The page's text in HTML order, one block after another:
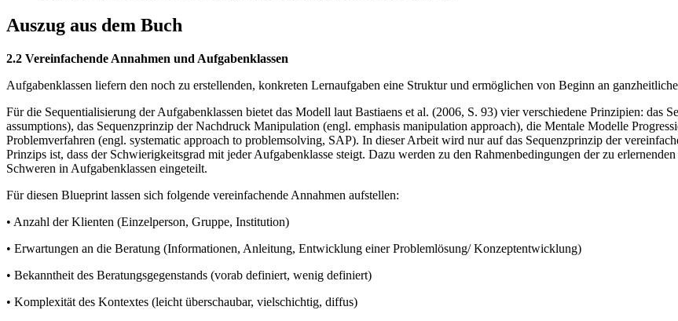
Auszug aus dem Buch
2.2 Vereinfachende Annahmen und Aufgabenklassen
Aufgabenklassen liefern den noch zu erstellenden, konkreten Lernaufgaben eine Struktur und ermöglichen von Beginn an
Für die Sequentialisierung der Aufgabenklassen bietet das Modell laut Bastiaens et al. (2006, S. 93) vier verschiedene Prinzipien: das
assumptions), das Sequenzprinzip der Nachdruck Manipulation (engl. emphasis manipulation approach), die Mentale Modelle
Problemverfahren (engl. systematic approach to problemsolving, SAP). In dieser Arbeit wird nur auf das Sequenzprinzip der
Prinzips ist, dass der Schwierigkeitsgrad mit jeder Aufgabenklasse steigt. Dazu werden zu den Rahmenbedingungen der zu
Schweren in Aufgabenklassen eingeteilt.
Für diesen Blueprint lassen sich folgende vereinfachende Annahmen aufstellen:
• Anzahl der Klienten (Einzelperson, Gruppe, Institution)
• Erwartungen an die Beratung (Informationen, Anleitung, Entwicklung einer Problemlösung/ Konzeptentwicklung)
• Bekanntheit des Beratungsgegenstands (vorab definiert, wenig definiert)
• Komplexität des Kontextes (leicht überschaubar, vielschichtig, diffus)